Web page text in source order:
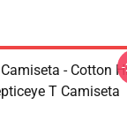
- Cotton
T Camiseta